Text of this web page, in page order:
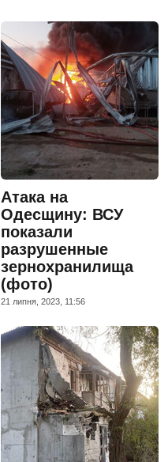
Атака на
Одесщину: ВСУ
показали
разрушенные
зернохранилища
(фото)
21 липня, 2023, 11:56